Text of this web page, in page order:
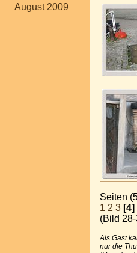
August 2009
Seiten
1 2 3 [4]
(Bild
Als Gast
nur die